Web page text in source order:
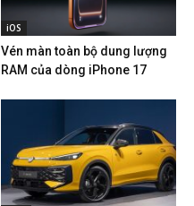
iOS
Vén màn toàn bộ dung lượng
RAM của dòng iPhone 17